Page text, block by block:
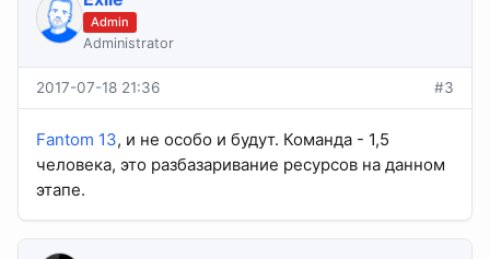
Admin
Administrator
2017-07-18 21:36 #3
Fantom 13, и не особо и будут. Команда - 1,5
человека, это разбазаривание ресурсов на данном
этапе.